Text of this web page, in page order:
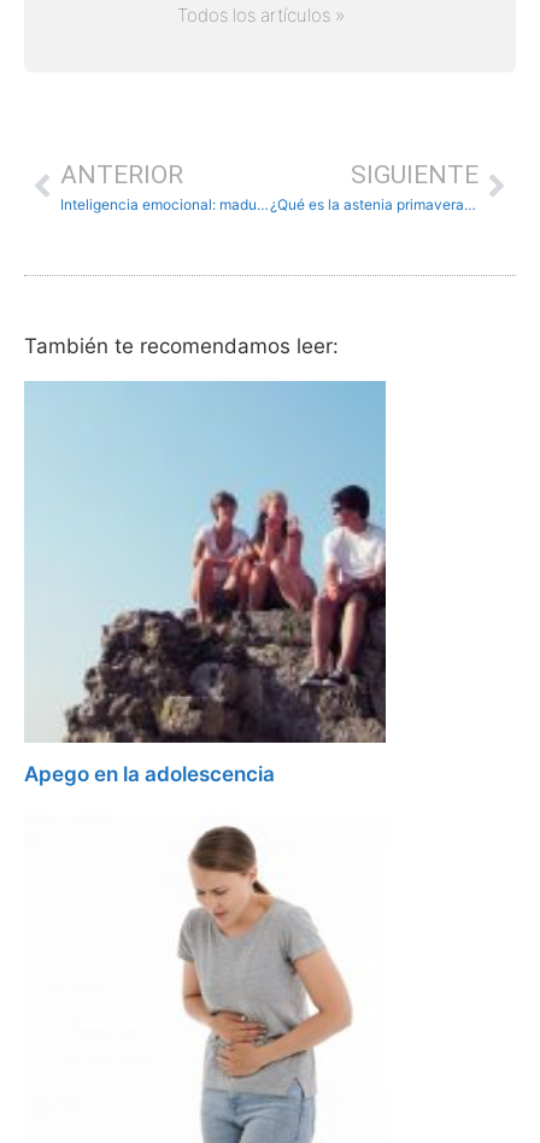
Todos los artículos »
ANTERIOR
Inteligencia emocional: madurez e inmadurez
SIGUIENTE
¿Qué es la astenia primaveral? Definición y síntomas
También te recomendamos leer:
Apego en la adolescencia